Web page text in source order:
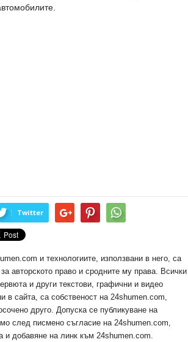
Twitter
и технологиите, използвани в него, са
авторското право и сродните му права. Всички
и други текстови, графични и видео
в сайта, са собственост на 24shumen.com,
друго. Допуска се публикуване на
след писмено съгласие на 24shumen.com,
и добавяне на линк към 24shumen.com.